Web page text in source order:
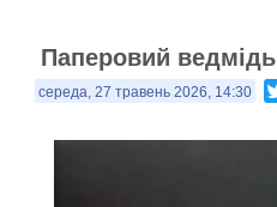
Паперовий ведмідь
середа, 27 травень 2026, 14:30